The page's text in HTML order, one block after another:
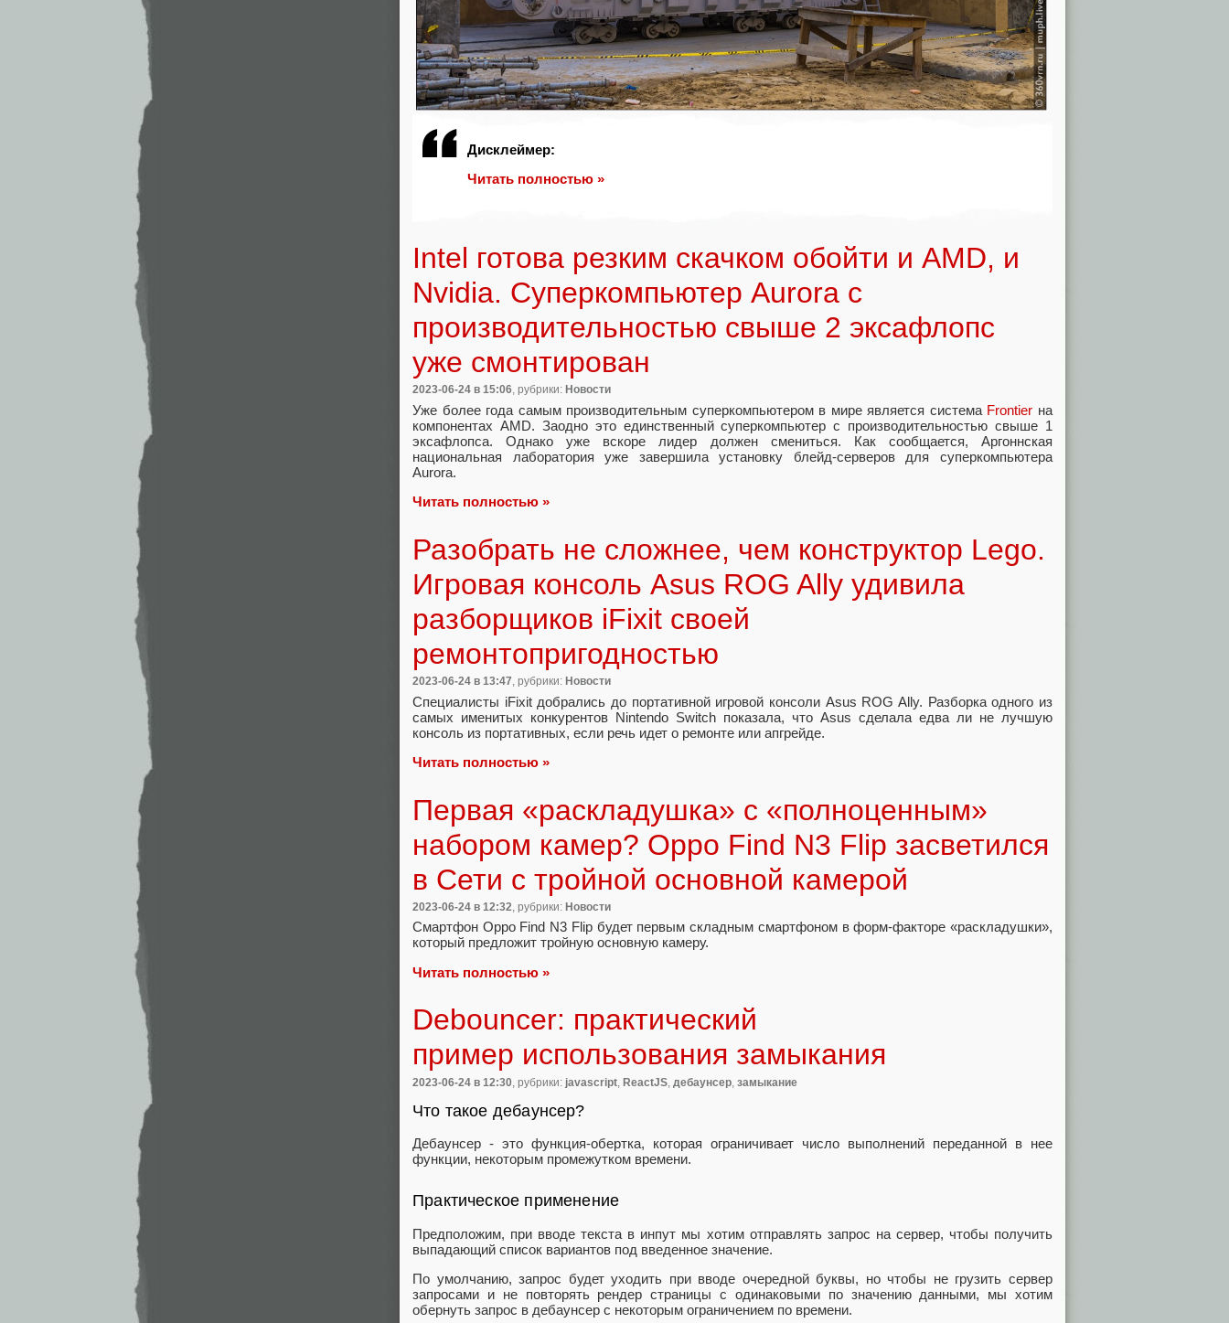
Дисклеймер:
Читать полностью »
Intel готова резким скачком обойти и AMD, и
Nvidia. Cуперкомпьютер Aurora с
производительностью свыше 2 эксафлопс
уже смонтирован
2023-06-24 в 15:06, рубрики: Новости
Уже более года самым производительным суперкомпьютером в мире является система Frontier на
компонентах AMD. Заодно это единственный суперкомпьютер с производительностью свыше 1
эксафлопса. Однако уже вскоре лидер должен смениться. Как сообщается, Аргоннская
национальная лаборатория уже завершила установку блейд-серверов для суперкомпьютера
Aurora.
Читать полностью »
Разобрать не сложнее, чем конструктор Lego.
Игровая консоль Asus ROG Ally удивила
разборщиков iFixit своей
ремонтопригодностью
2023-06-24 в 13:47, рубрики: Новости
Специалисты iFixit добрались до портативной игровой консоли Asus ROG Ally. Разборка одного из
самых именитых конкурентов Nintendo Switch показала, что Asus сделала едва ли не лучшую
консоль из портативных, если речь идет о ремонте или апгрейде.
Читать полностью »
Первая «раскладушка» с «полноценным»
набором камер? Oppo Find N3 Flip засветился
в Сети с тройной основной камерой
2023-06-24 в 12:32, рубрики: Новости
Смартфон Oppo Find N3 Flip будет первым складным смартфоном в форм-факторе «раскладушки»,
который предложит тройную основную камеру.
Читать полностью »
Debouncer: практический
пример использования замыкания
2023-06-24 в 12:30 , рубрики: javascript ReactJS дебаунсер замыкание
Что такое дебаунсер?
Дебаунсер - это функция-обертка, которая ограничивает число выполнений переданной в нее
функции, некоторым промежутком времени.
Практическое применение
Предположим, при вводе текста в инпут мы хотим отправлять запрос на сервер, чтобы получить
выпадающий список вариантов под введенное значение.
По умолчанию, запрос будет уходить при вводе очередной буквы, но чтобы не грузить сервер
запросами и не повторять рендер страницы с одинаковыми по значению данными, мы хотим
обернуть запрос в дебаунсер с некоторым ограничением по времени.